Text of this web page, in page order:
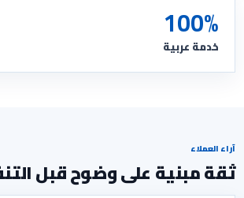
100%
خدمة عربية
آراء العملاء
ثقة مبنية على وضوح قبل